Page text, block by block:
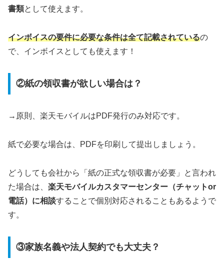
書類として使えます。
インボイスの要件に必要な条件は全て記載されているの
で、インボイスとしても使えます！
②紙の領収書が欲しい場合は？
→原則、楽天モバイルはPDF発行のみ対応です。
紙で必要な場合は、PDFを印刷して提出しましょう。
どうしても会社から「紙の正式な領収書が必要」と言われ
た場合は、 楽天モバイルカスタマーセンター（チャットor
電話）に相談することで個別対応されることもあるようで
す。
③家族名義や法人契約でも大丈夫？